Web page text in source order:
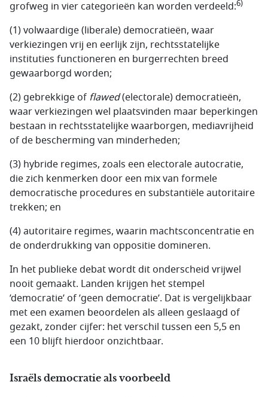
grofweg in vier categorieën kan worden verdeeld:6)
(1) volwaardige (liberale) democratieën, waar
verkiezingen vrij en eerlijk zijn, rechtsstatelijke
instituties functioneren en burgerrechten breed
gewaarborgd worden;
(2) gebrekkige of flawed(electorale) democratieën,
waar verkiezingen wel plaatsvinden maar beperkingen
bestaan in rechtsstatelijke waarborgen, mediavrijheid
of de bescherming van minderheden;
(3) hybride regimes, zoals een electorale autocratie,
die zich kenmerken door een mix van formele
democratische procedures en substantiële autoritaire
trekken; en
(4) autoritaire regimes, waarin machtsconcentratie en
de onderdrukking van oppositie domineren.
In het publieke debat wordt dit onderscheid vrijwel
nooit gemaakt. Landen krijgen het stempel
’democratie’ of ’geen democratie’. Dat is vergelijkbaar
met een examen beoordelen als alleen geslaagd of
gezakt, zonder cijfer: het verschil tussen een 5,5 en
een 10 blijft hierdoor onzichtbaar.
Israëls democratie als voorbeeld